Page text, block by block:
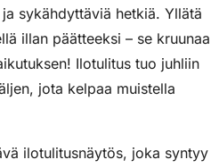
sykähdyttäviä hetkiä. Yllätä
illan päätteeksi – se kruunaa
Ilotulitus tuo juhliin
jota kelpaa muistella
ilotulitusnäytös, joka syntyy